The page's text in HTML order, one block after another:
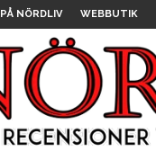
NÖRDLIV WEBBUTIK